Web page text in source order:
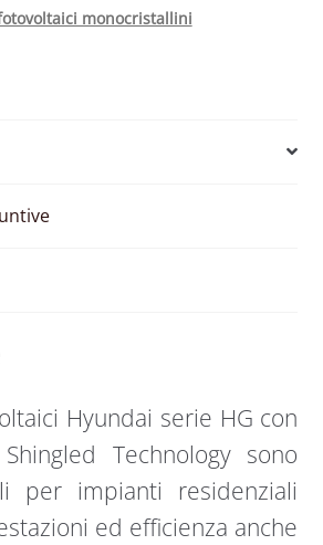
monocristallini
Hyundai serie HG con
Technology sono
per impianti residenziali
ed efficienza anche